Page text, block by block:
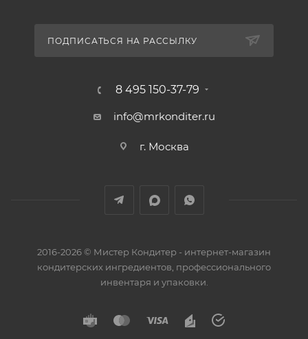
ПОДПИСАТЬСЯ НА РАССЫЛКУ
8 495 150-37-79
info@mrkonditer.ru
г. Москва
2016-2026 © Мистер Кондитер - интернет-магазин
кондитерских ингредиентов, профессионального
инвентаря и упаковки.